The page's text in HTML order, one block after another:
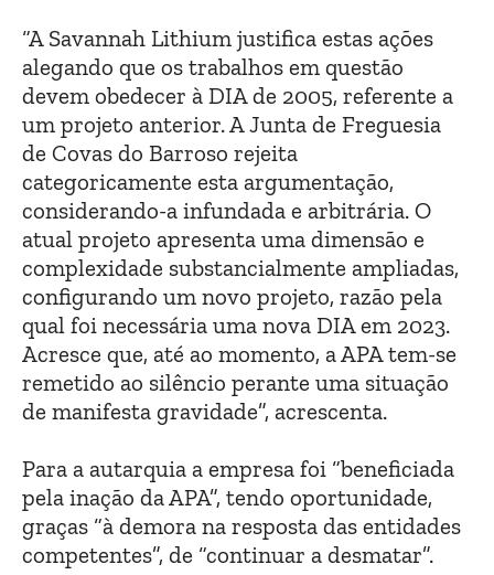
“A Savannah Lithium justifica estas ações
alegando que os trabalhos em questão
devem obedecer à DIA de 2005, referente a
um projeto anterior. A Junta de Freguesia
de Covas do Barroso rejeita
categoricamente esta argumentação,
considerando-a infundada e arbitrária. O
atual projeto apresenta uma dimensão e
complexidade substancialmente ampliadas,
configurando um novo projeto, razão pela
qual foi necessária uma nova DIA em 2023.
Acresce que, até ao momento, a APA tem-se
remetido ao silêncio perante uma situação
de manifesta gravidade”, acrescenta.
Para a autarquia a empresa foi “beneficiada
pela inação da APA”, tendo oportunidade,
graças “à demora na resposta das entidades
competentes”, de “continuar a desmatar”.